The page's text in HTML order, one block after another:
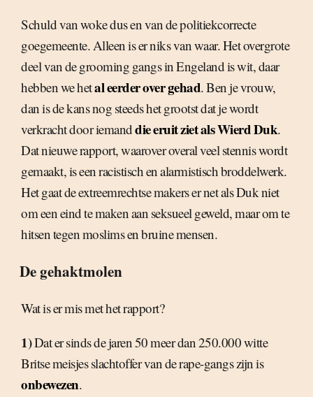
Schuld van woke dus en van de politiekcorrecte
goegemeente. Alleen is er niks van waar. Het overgrote
deel van de grooming gangs in Engeland is wit, daar
hebben we hetal eerder over gehad. Ben je vrouw,
dan is de kans nog steeds het grootst dat je wordt
verkracht door iemanddie eruit ziet als Wierd Duk.
Dat nieuwe rapport, waarover overal veel stennis wordt
gemaakt, is een racistisch en alarmistisch broddelwerk.
Het gaat de extreemrechtse makers er net als Duk niet
om een eind te maken aan seksueel geweld, maar om te
hitsen tegen moslims en bruine mensen.
De gehaktmolen
Wat is er mis met het rapport?
1)Dat er sinds de jaren 50 meer dan 250.000 witte
Britse meisjes slachtoffer van de rape-gangs zijn is
onbewezen.